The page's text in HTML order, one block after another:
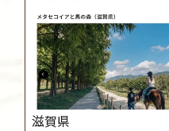
滋賀県